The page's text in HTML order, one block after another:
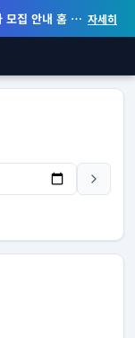
모집 안내 홈 화면 위젯 등 지원 자세히